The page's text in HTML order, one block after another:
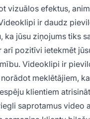
vizuālos efektus,
ir daudz
jūsu ziņojums tiks
arī pozitīvi ietekmēt
Videoklipi ir
meklētājiem,
klientiem
saprotamus video